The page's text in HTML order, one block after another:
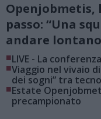
Openjobmetis,
passo: “Una
andare
■LIVE - La
■Viaggio nel vivaio
dei sogni” tra
■Estate
precampionato